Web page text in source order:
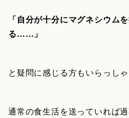
「自分が十分にマグネシウム
る……」
と疑問に感じる方もいらっしゃ
通常の食生活を送っていれば